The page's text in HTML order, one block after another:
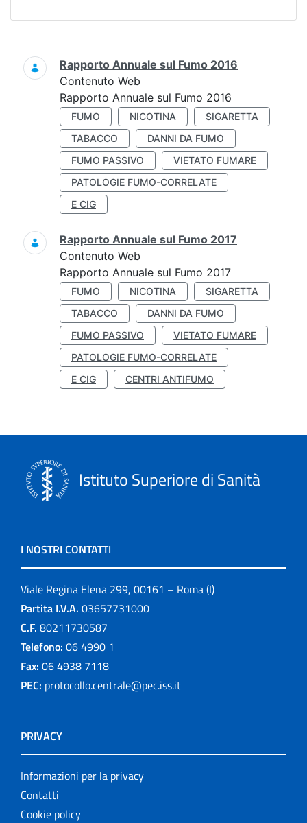
Ricerca
Rapporto Annuale sul Fumo 2016
Contenuto Web
Rapporto Annuale sul Fumo 2016
FUMO NICOTINA
SIGARETTA
TABACCO
DANNI DA FUMO
FUMO PASSIVO
VIETATO FUMARE
PATOLOGIE FUMO-CORRELATE
E CIG
Rapporto Annuale sul Fumo 2017
Contenuto Web
Rapporto Annuale sul Fumo 2017
FUMO NICOTINA
SIGARETTA
TABACCO
DANNI DA FUMO
FUMO PASSIVO
VIETATO FUMARE
PATOLOGIE FUMO-CORRELATE
E CIG
CENTRI ANTIFUMO
Istituto Superiore di Sanità
I NOSTRI CONTATTI
Viale Regina Elena 299, 00161 – Roma (I)
Partita I.V.A. 03657731000
C.F. 80211730587
Telefono: 06 4990 1
Fax: 06 4938 7118
PEC: protocollo.centrale@pec.iss.it
PRIVACY
Informazioni per la privacy
Contatti
Cookie policy